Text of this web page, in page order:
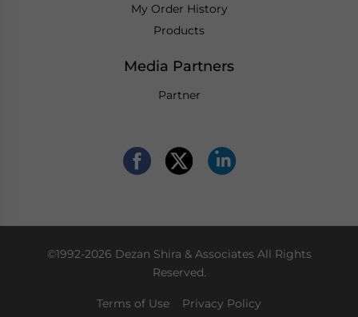
My Order History
Products
Media Partners
Partner
©1992-2026 Dezan Shira & Associates All Rights
Reserved.
Terms of Use Privacy Policy